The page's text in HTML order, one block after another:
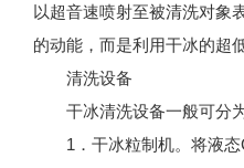
以超音速喷射至被清洗对象
的动能，而是利用干冰的超
清洗设备
干冰清洗设备一般可分为
1．干冰粒制机。将液态